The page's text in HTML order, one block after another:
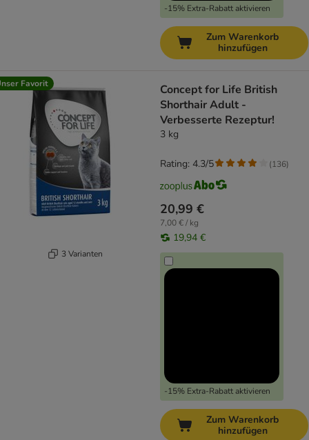
-15% Extra-Rabatt aktivieren
Zum Warenkorb
hinzufügen
Favorit
3 Varianten
Concept for Life British
Shorthair Adult -
Verbesserte Rezeptur!
3 kg
20,99 €
7,00 € / kg
19,94 €
-15% Extra-Rabatt aktivieren
Rating: 4.3/5 (136)
Zum Warenkorb
hinzufügen